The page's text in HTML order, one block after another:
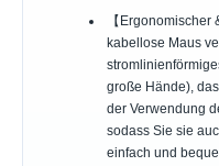
【Ergonomischer
kabellose Maus
große Hände),
der Verwendung
sodass Sie sie
einfach und